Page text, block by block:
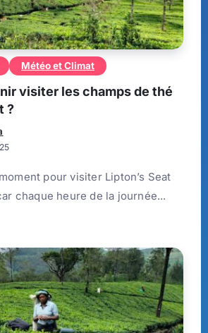
Météo et Climat
visiter les champs de thé
?
pour visiter Lipton’s Seat
chaque heure de la journée...